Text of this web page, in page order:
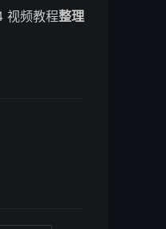
视频教程整理